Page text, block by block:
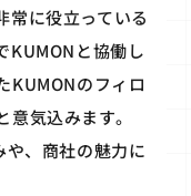
常に役立っている
KUMONと協働し
KUMONのフィロ
気込みます。
、商社の魅力に